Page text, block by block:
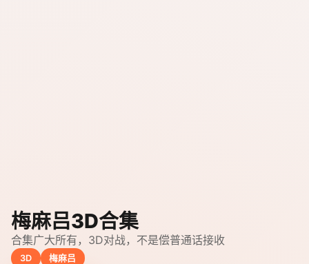
梅麻吕3D合集
合集广大所有，3D对战，不是偿普通话接收
3D 梅麻吕